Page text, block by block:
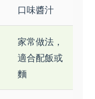
口味醬汁
家常做法，
適合配飯或
麵